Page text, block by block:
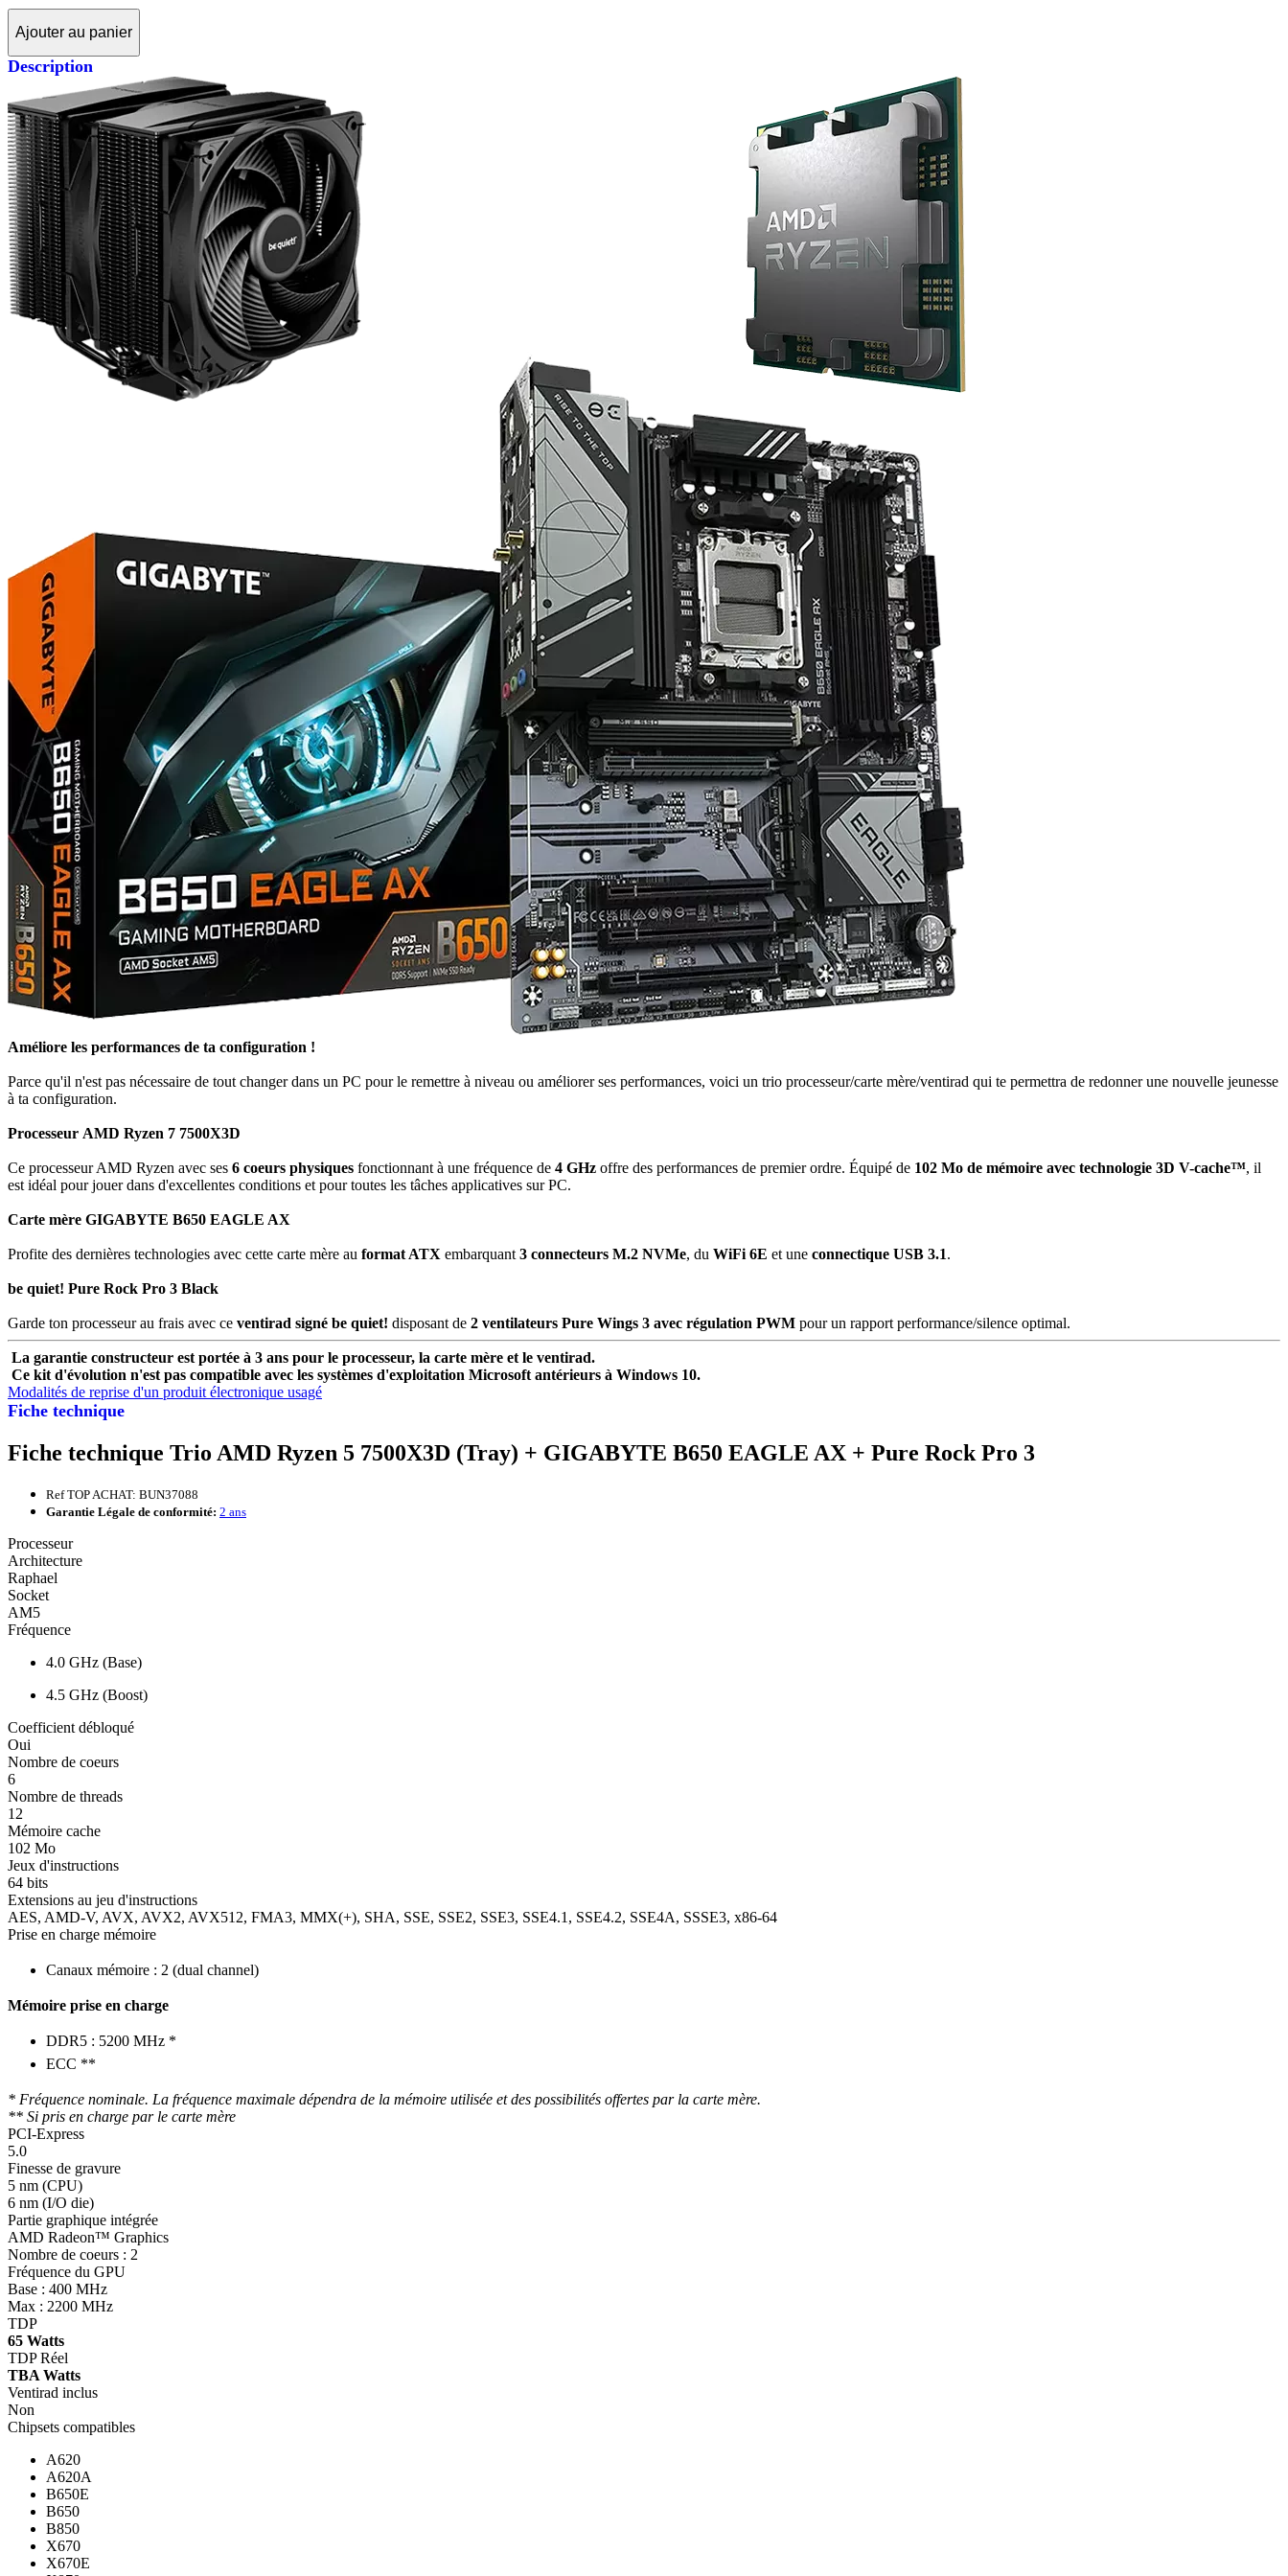
Ajouter au panier
Description
Fiche technique
Améliore les performances de ta configuration !
Parce qu'il n'est pas nécessaire de tout changer dans un PC pour le remettre à niveau ou améliorer ses performances, voici un trio processeur/carte mère/ventirad qui te permettra de redonner une nouvelle jeunesse
à ta configuration.
Processeur AMD Ryzen 7 7500X3D
Ce processeur AMD Ryzen avec ses 6 coeurs physiques fonctionnant à une fréquence de 4 GHz offre des performances de premier ordre. Équipé de 102 Mo de mémoire avec technologie 3D V-cache™, il
est idéal pour jouer dans d'excellentes conditions et pour toutes les tâches applicatives sur PC.
Carte mère GIGABYTE B650 EAGLE AX
Profite des dernières technologies avec cette carte mère au format ATX embarquant 3 connecteurs M.2 NVMe, du WiFi 6E et une connectique USB 3.1.
be quiet! Pure Rock Pro 3 Black
Garde ton processeur au frais avec ce ventirad signé be quiet! disposant de 2 ventilateurs Pure Wings 3 avec régulation PWM pour un rapport performance/silence optimal.
La garantie constructeur est portée à 3 ans pour le processeur, la carte mère et le ventirad.
Ce kit d'évolution n'est pas compatible avec les systèmes d'exploitation Microsoft antérieurs à Windows 10.
Modalités de reprise d'un produit électronique usagé
Fiche technique Trio AMD Ryzen 5 7500X3D (Tray) + GIGABYTE B650 EAGLE AX + Pure Rock Pro 3
Ref TOP ACHAT: BUN37088
Garantie Légale de conformité: 2 ans
Processeur
Architecture
Raphael
Socket
AM5
Fréquence
4.0 GHz (Base)
4.5 GHz (Boost)
Coefficient débloqué
Oui
Nombre de coeurs
6
Nombre de threads
12
Mémoire cache
102 Mo
Jeux d'instructions
64 bits
Extensions au jeu d'instructions
AES, AMD-V, AVX, AVX2, AVX512, FMA3, MMX(+), SHA, SSE, SSE2, SSE3, SSE4.1, SSE4.2, SSE4A, SSSE3, x86-64
Prise en charge mémoire
Canaux mémoire : 2 (dual channel)
Mémoire prise en charge
DDR5 : 5200 MHz *
ECC **
* Fréquence nominale. La fréquence maximale dépendra de la mémoire utilisée et des possibilités offertes par la carte mère.
** Si pris en charge par le carte mère
PCI-Express
5.0
Finesse de gravure
5 nm (CPU)
6 nm (I/O die)
Partie graphique intégrée
AMD Radeon™ Graphics
Nombre de coeurs : 2
Fréquence du GPU
Base : 400 MHz
Max : 2200 MHz
TDP
65 Watts
TDP Réel
TBA Watts
Ventirad inclus
Non
Chipsets compatibles
A620
A620A
B650E
B650
B850
X670
X670E